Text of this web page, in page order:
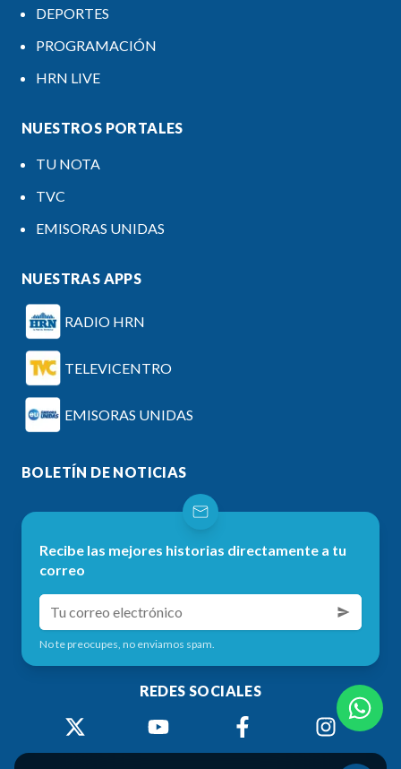
DEPORTES
PROGRAMACIÓN
HRN LIVE
NUESTROS PORTALES
TU NOTA
TVC
EMISORAS UNIDAS
NUESTRAS APPS
RADIO HRN
TELEVICENTRO
EMISORAS UNIDAS
BOLETÍN DE NOTICIAS
Recibe las mejores historias directamente a tu
correo
No te preocupes, no enviamos spam.
REDES SOCIALES